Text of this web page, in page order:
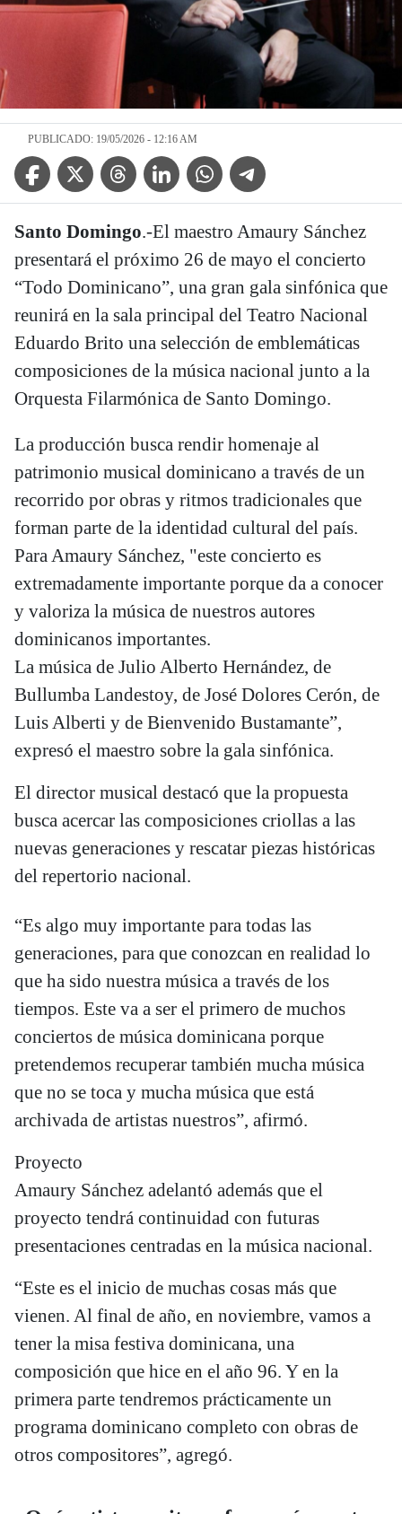
PUBLICADO: 19/05/2026 - 12:16 AM
Facebook IconTwitter IconThreads IconLinkedin IconWhatsApp IconTelegram Icon
Santo Domingo.-El maestro Amaury Sánchez
presentará el próximo 26 de mayo el concierto
“Todo Dominicano”, una gran gala sinfónica que
reunirá en la sala principal del Teatro Nacional
Eduardo Brito una selección de emblemáticas
composiciones de la música nacional junto a la
Orquesta Filarmónica de Santo Domingo.
La producción busca rendir homenaje al
patrimonio musical dominicano a través de un
recorrido por obras y ritmos tradicionales que
forman parte de la identidad cultural del país.
Para Amaury Sánchez, "este concierto es
extremadamente importante porque da a conocer
y valoriza la música de nuestros autores
dominicanos importantes.
La música de Julio Alberto Hernández, de
Bullumba Landestoy, de José Dolores Cerón, de
Luis Alberti y de Bienvenido Bustamante”,
expresó el maestro sobre la gala sinfónica.
El director musical destacó que la propuesta
busca acercar las composiciones criollas a las
nuevas generaciones y rescatar piezas históricas
del repertorio nacional.
“Es algo muy importante para todas las
generaciones, para que conozcan en realidad lo
que ha sido nuestra música a través de los
tiempos. Este va a ser el primero de muchos
conciertos de música dominicana porque
pretendemos recuperar también mucha música
que no se toca y mucha música que está
archivada de artistas nuestros”, afirmó.
Proyecto
Amaury Sánchez adelantó además que el
proyecto tendrá continuidad con futuras
presentaciones centradas en la música nacional.
“Este es el inicio de muchas cosas más que
vienen. Al final de año, en noviembre, vamos a
tener la misa festiva dominicana, una
composición que hice en el año 96. Y en la
primera parte tendremos prácticamente un
programa dominicano completo con obras de
otros compositores”, agregó.